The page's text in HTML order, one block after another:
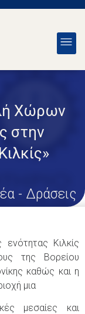
Χώρων
στην
- Δράσεις
Κιλκίς
της Βορείου
καθώς και η
μια
μεσαίες και